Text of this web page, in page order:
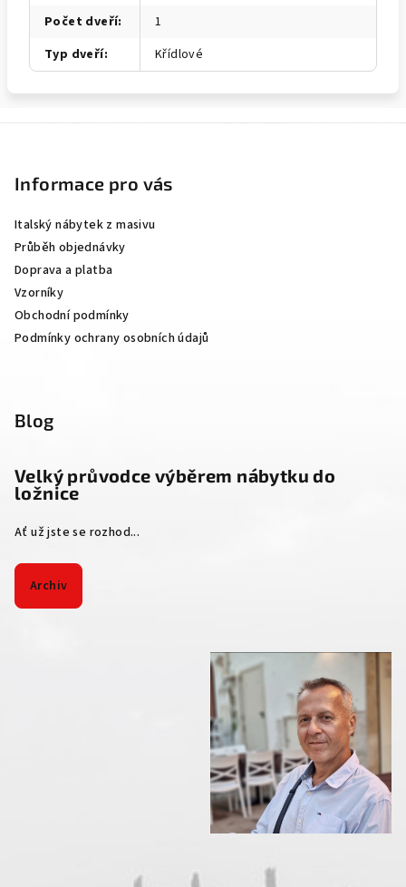
Počet dveří:
1
Typ dveří: Křídlové
Informace pro vás
Italský nábytek z masivu
Průběh objednávky
Doprava a platba
Vzorníky
Obchodní podmínky
Podmínky ochrany osobních údajů
Blog
Velký průvodce výběrem nábytku do
ložnice
Ať už jste se rozhod...
Archiv